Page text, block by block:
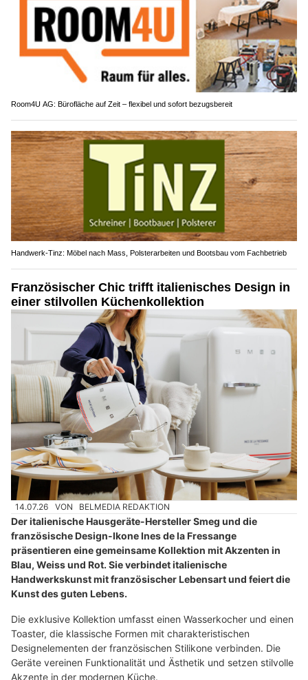
Room4U AG: Bürofläche auf Zeit – flexibel und sofort bezugsbereit
Handwerk-Tinz: Möbel nach Mass, Polsterarbeiten und Bootsbau vom Fachbetrieb
Französischer Chic trifft italienisches Design in
einer stilvollen Küchenkollektion
14.07.26 VON BELMEDIA REDAKTION
Der italienische Hausgeräte-Hersteller Smeg und die
französische Design-Ikone Ines de la Fressange
präsentieren eine gemeinsame Kollektion mit Akzenten in
Blau, Weiss und Rot. Sie verbindet italienische
Handwerkskunst mit französischer Lebensart und feiert die
Kunst des guten Lebens.
Die exklusive Kollektion umfasst einen Wasserkocher und einen
Toaster, die klassische Formen mit charakteristischen
Designelementen der französischen Stilikone verbinden. Die
Geräte vereinen Funktionalität und Ästhetik und setzen stilvolle
Akzente in der modernen Küche.